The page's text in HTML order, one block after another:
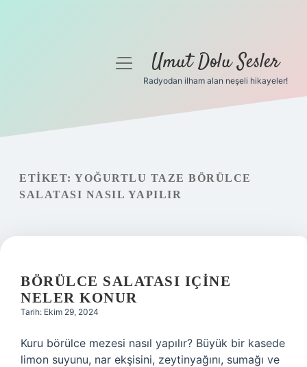
Gizlilik Politikası
Hakkımızda
menüyüUmut Dolu Sesler
Radyodan ilham alan neşeli hikayeler!
ETIKET: YOĞURTLU TAZE BÖRÜLCE
SALATASI NASIL YAPILIR
BÖRÜLCE SALATASI IÇINE
NELER KONUR
Tarih: Ekim 29, 2024
Kuru börülce mezesi nasıl yapılır? Büyük bir kasede
limon suyunu, nar ekşisini, zeytinyağını, sumağı ve